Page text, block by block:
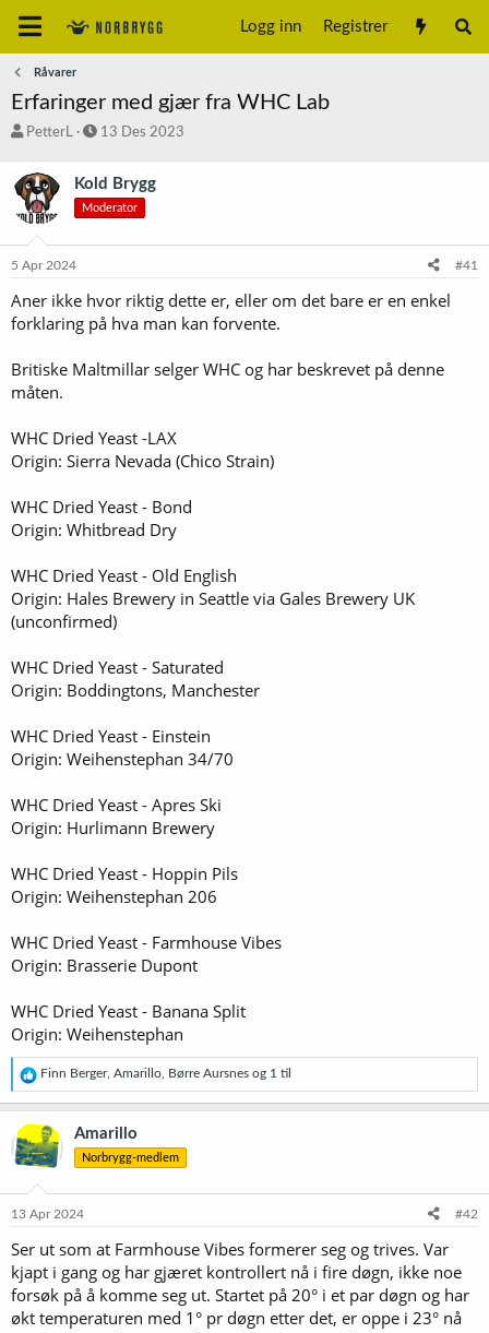
Logg inn Registrer
Råvarer
Erfaringer med gjær fra WHC Lab
T
å
d
s
a
r
e
r
PetterL
S
r
t
a
13 Des 2023
Kold Brygg
Moderator
5 Apr 2024 #41
Aner ikke hvor riktig dette er, eller om det bare er en enkel
forklaring på hva man kan forvente.
Britiske Maltmillar selger WHC og har beskrevet på denne
måten.
WHC Dried Yeast -LAX
Origin: Sierra Nevada (Chico Strain)
WHC Dried Yeast - Bond
Origin: Whitbread Dry
WHC Dried Yeast - Old English
Origin: Hales Brewery in Seattle via Gales Brewery UK
(unconfirmed)
WHC Dried Yeast - Saturated
Origin: Boddingtons, Manchester
WHC Dried Yeast - Einstein
Origin: Weihenstephan 34/70
WHC Dried Yeast - Apres Ski
Origin: Hurlimann Brewery
WHC Dried Yeast - Hoppin Pils
Origin: Weihenstephan 206
WHC Dried Yeast - Farmhouse Vibes
Origin: Brasserie Dupont
WHC Dried Yeast - Banana Split
Origin: Weihenstephan
R
e
a
k
s
j
e
:
Finn Berger, Amarillo Børre Aursnes og 1 til
Amarillo
Norbrygg-medlem
13 Apr 2024 #42
Ser ut som at Farmhouse Vibes formerer seg og trives. Var
kjapt i gang og har gjæret kontrollert nå i fire døgn, ikke noe
forsøk på å komme seg ut. Startet på 20° i et par døgn og har
økt temperaturen med 1° pr døgn etter det, er oppe i 23° nå